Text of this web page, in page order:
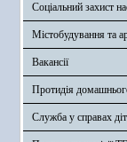
Соціальний захист
Містобудування та
Вакансії
Протидія
Служба у справах